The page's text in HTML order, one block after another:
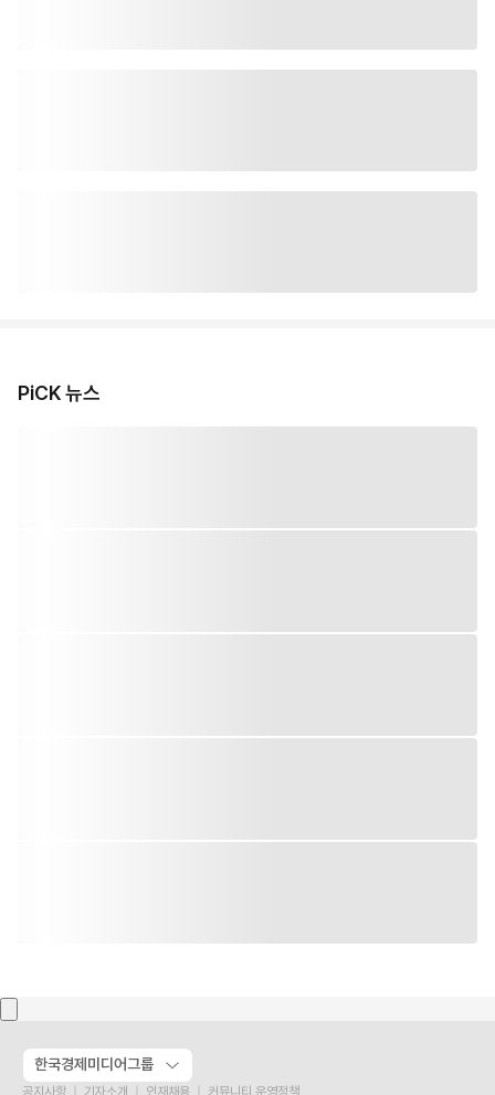
PiCK 뉴스
한국경제미디어그룹
공지사항 기자소개 인재채용 커뮤니티 운영정책